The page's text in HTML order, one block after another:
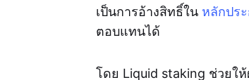
เป็นการอ้างสิทธิ์ใน หลักปร
ตอบแทนได้
โดย Liquid staking ช่วยใ